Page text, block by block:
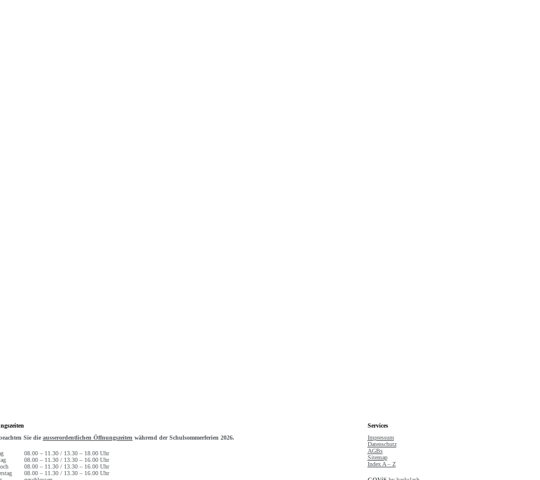
Sie die ausserordentlichen Öffnungszeiten während der Schulsommerferien 2026.
08.00 – 11.30 / 13.30 – 18.00 Uhr
08.00 – 11.30 / 13.30 – 16.00 Uhr
08.00 – 11.30 / 13.30 – 16.00 Uhr
08.00 – 11.30 / 13.30 – 16.00 Uhr
Services
Impressum
Datenschutz
AGBs
Sitemap
Index A – Z